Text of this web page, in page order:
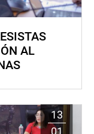
AL
13
01